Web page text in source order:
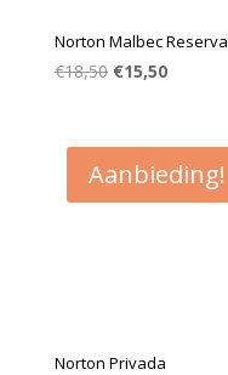
Norton Malbec Reserva
€18,50 Oorspronkelijke
€18,50.
€15,50Huidige
€15,50.
Aanbieding!
Norton Privada